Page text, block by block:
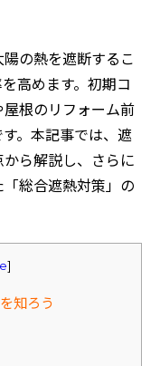
の熱を遮断するこ
高めます。初期コ
根のリフォーム前
。本記事では、遮
ら解説し、さらに
総合遮熱対策」の
]
知ろう